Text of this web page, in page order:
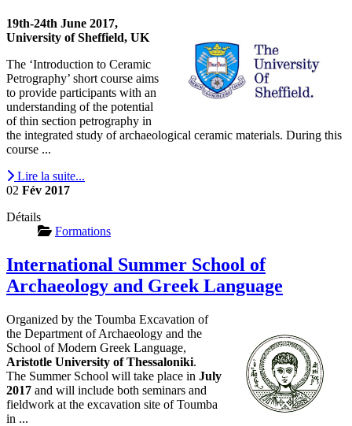
19th-24th June 2017,
University of Sheffield, UK
The ‘Introduction to Ceramic
Petrography’ short course aims
to provide participants with an
understanding of the potential
of thin section petrography in
the integrated study of archaeological ceramic materials. During this
course ...
Lire la suite...
02 Fév 2017
Détails
Formations
International Summer School of
Archaeology and Greek Language
Organized by the Toumba Excavation of
the Department of Archaeology and the
School of Modern Greek Language,
Aristotle University of Thessaloniki.
The Summer School will take place in July
2017 and will include both seminars and
fieldwork at the excavation site of Toumba
in ...